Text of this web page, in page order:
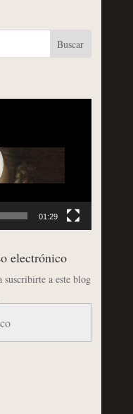
01:29
electrónico
a este blog